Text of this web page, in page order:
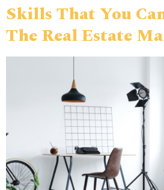
Skills That You
The Real Estate